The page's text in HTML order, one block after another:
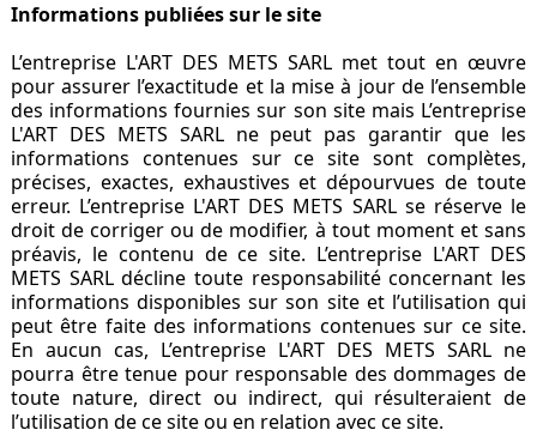
Informations publiées sur le site
L’entreprise L'ART DES METS SARL met tout en œuvre
pour assurer l’exactitude et la mise à jour de l’ensemble
des informations fournies sur son site mais L’entreprise
L'ART DES METS SARL ne peut pas garantir que les
informations contenues sur ce site sont complètes,
précises, exactes, exhaustives et dépourvues de toute
erreur. L’entreprise L'ART DES METS SARL se réserve le
droit de corriger ou de modifier, à tout moment et sans
préavis, le contenu de ce site. L’entreprise L'ART DES
METS SARL décline toute responsabilité concernant les
informations disponibles sur son site et l’utilisation qui
peut être faite des informations contenues sur ce site.
En aucun cas, L’entreprise L'ART DES METS SARL ne
pourra être tenue pour responsable des dommages de
toute nature, direct ou indirect, qui résulteraient de
l’utilisation de ce site ou en relation avec ce site.